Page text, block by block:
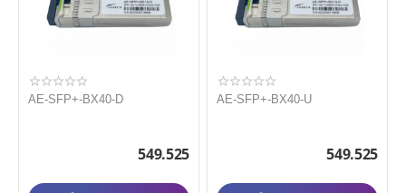
AE-SFP+-BX40-D
549.525
AE-SFP+-BX40-U
549.525